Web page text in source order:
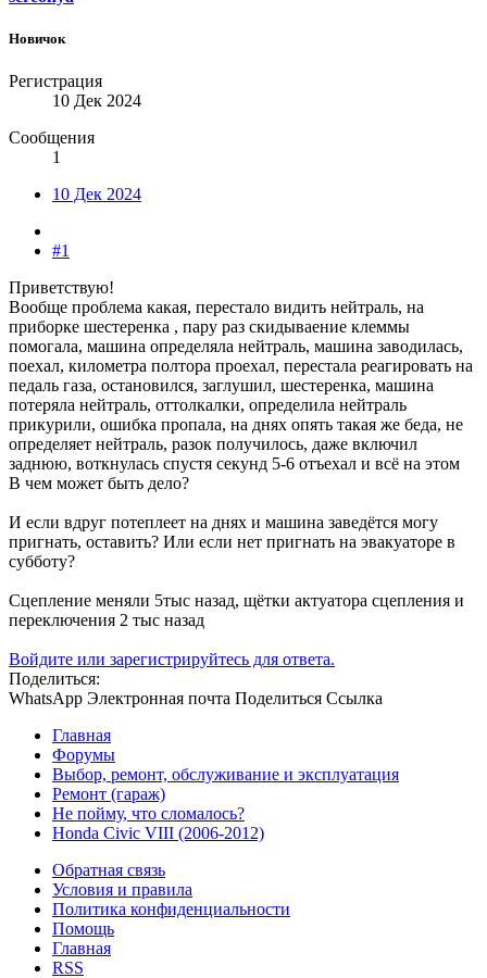
Новичок
Регистрация
10 Дек 2024
Сообщения
1
10 Дек 2024
#1
Приветствую!
Вообще проблема какая, перестало видить нейтраль, на
приборке шестеренка , пару раз скидываение клеммы
помогала, машина определяла нейтраль, машина заводилась,
поехал, километра полтора проехал, перестала реагировать на
педаль газа, остановился, заглушил, шестеренка, машина
потеряла нейтраль, оттолкалки, определила нейтраль
прикурили, ошибка пропала, на днях опять такая же беда, не
определяет нейтраль, разок получилось, даже включил
заднюю, воткнулась спустя секунд 5-6 отъехал и всё на этом
В чем может быть дело?
И если вдруг потеплеет на днях и машина заведётся могу
пригнать, оставить? Или если нет пригнать на эвакуаторе в
субботу?
Сцепление меняли 5тыс назад, щётки актуатора сцепления и
переключения 2 тыс назад
Войдите или зарегистрируйтесь для ответа.
Поделиться:
WhatsApp Электронная почта Поделиться Ссылка
Главная
Форумы
Выбор, ремонт, обслуживание и эксплуатация
Ремонт (гараж)
Не пойму, что сломалось?
Honda Civic VIII (2006-2012)
Обратная связь
Условия и правила
Политика конфиденциальности
Помощь
Главная
RSS